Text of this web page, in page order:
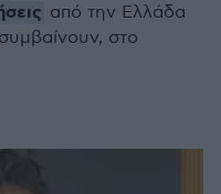
από την Ελλάδα
στο